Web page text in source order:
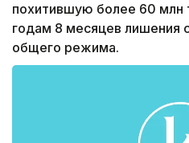
похитившую более 60 млн
годам 8 месяцев лишения
общего режима.